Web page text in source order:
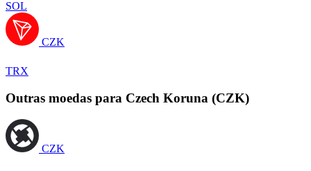
SOL
CZK
TRX
Outras moedas para Czech Koruna (CZK)
CZK